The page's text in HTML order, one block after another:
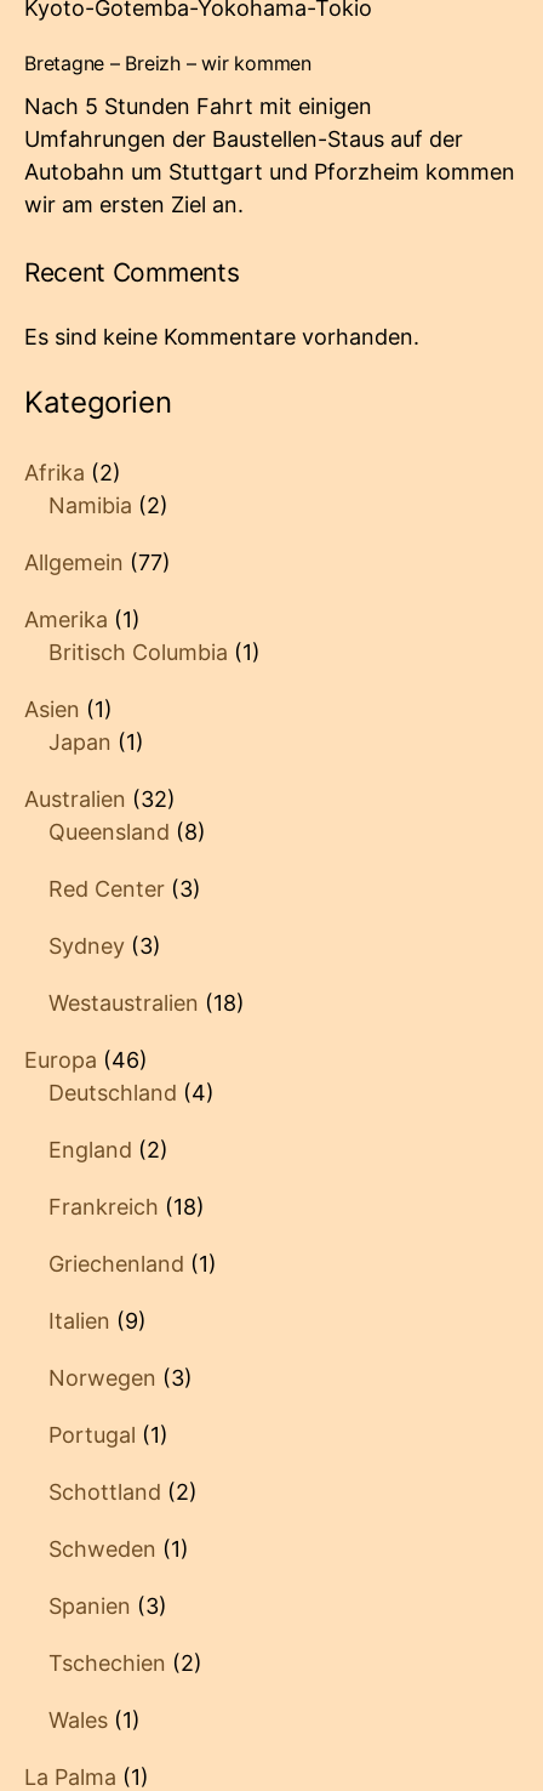
Kyoto-Gotemba-Yokohama-Tokio
Bretagne – Breizh – wir kommen
Nach 5 Stunden Fahrt mit einigen
Umfahrungen der Baustellen-Staus auf der
Autobahn um Stuttgart und Pforzheim kommen
wir am ersten Ziel an.
Recent Comments
Es sind keine Kommentare vorhanden.
Kategorien
Afrika (2)
Namibia (2)
Allgemein (77)
Amerika (1)
Britisch Columbia (1)
Asien (1)
Japan (1)
Australien (32)
Queensland (8)
Red Center (3)
Sydney (3)
Westaustralien (18)
Europa (46)
Deutschland (4)
England (2)
Frankreich (18)
Griechenland (1)
Italien (9)
Norwegen (3)
Portugal (1)
Schottland (2)
Schweden (1)
Spanien (3)
Tschechien (2)
Wales (1)
La Palma (1)